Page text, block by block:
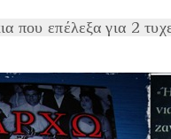
που επέλεξα για 2